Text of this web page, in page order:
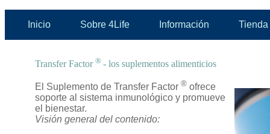
Inicio Sobre 4Life Información
Transfer Factor ® - los suplementos alimenticios
El Suplemento de Transfer Factor ® ofrece
soporte al sistema inmunológico y promueve
el bienestar.
Visión general del contenido: